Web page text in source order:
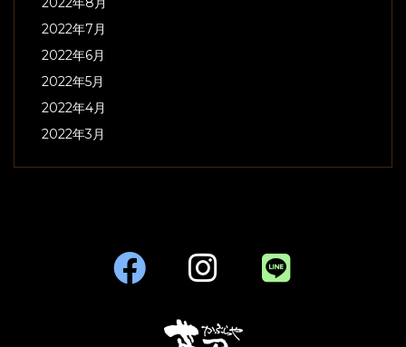
2022年7月
2022年6月
2022年5月
2022年4月
2022年3月